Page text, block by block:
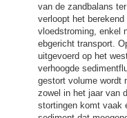
van de zandbalans
verloopt het
vloedstroming, enkel
ebgericht transport.
uitgevoerd op het
verhoogde
gestort volume wordt
zowel in het jaar van
stortingen komt vaak